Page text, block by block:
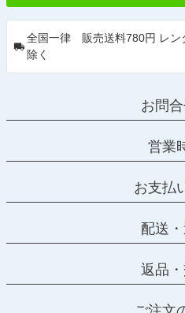
全国一律 販売送料780円 レ
除く
お問
営業
お支払
配送
返品